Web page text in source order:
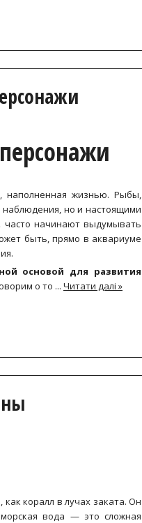
наполненная жизнью. Рыбы,
наблюдения, но и настоящими
начинают выдумывать
быть, прямо в аквариуме
основой для развития
о то ... Читати далі »
коралл в лучах заката. Он
вода — это сложная